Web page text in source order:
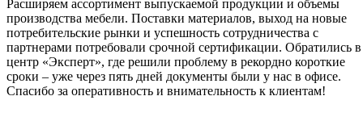
Расширяем ассортимент выпускаемой продукции и объемы
производства мебели. Поставки материалов, выход на новые
потребительские рынки и успешность сотрудничества с
партнерами потребовали срочной сертификации. Обратились в
центр «Эксперт», где решили проблему в рекордно короткие
сроки – уже через пять дней документы были у нас в офисе.
Спасибо за оперативность и внимательность к клиентам!